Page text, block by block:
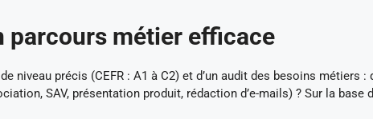
parcours métier efficace
niveau précis (CEFR : A1 à C2) et d’un audit des besoins métiers :
SAV, présentation produit, rédaction d’e-mails) ? Sur la base